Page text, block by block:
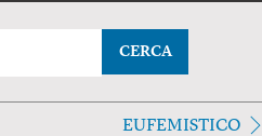
CERCA
EUFEMISTICO